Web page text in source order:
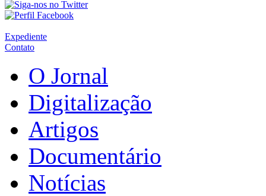
Expediente
Contato
O Jornal
Digitalização
Artigos
Documentário
Notícias